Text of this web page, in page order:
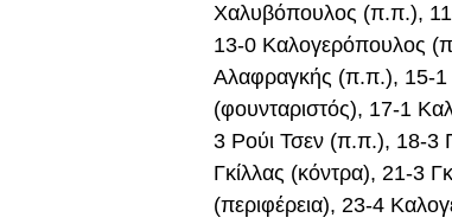
Χαλυβόπουλος (π.π.),
13-0 Καλογερόπουλος
Αλαφραγκής (π.π.), 15-1
(φουνταριστός), 17-1
3 Ρούι Τσεν (π.π.), 18-3
Γκίλλας (κόντρα), 21-3
(περιφέρεια), 23-4